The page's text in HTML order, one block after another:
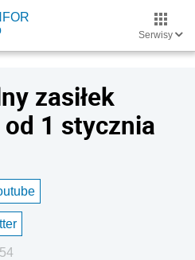
Serwisy
zasiłek
1 stycznia